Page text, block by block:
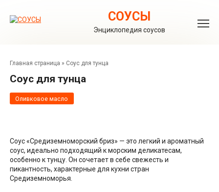
контенту
СОУСЫ
Энциклопедия соусов
Главная страница » Соус для тунца
Соус для тунца
Оливковое масло
Соус «Средиземноморский бриз» — это легкий и ароматный
соус, идеально подходящий к морским деликатесам,
особенно к тунцу. Он сочетает в себе свежесть и
пикантность, характерные для кухни стран
Средиземноморья.